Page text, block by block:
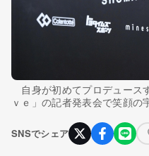
自身が初めてプロデュース
ｖｅ」の記者発表会で笑顔
SNSでシェア